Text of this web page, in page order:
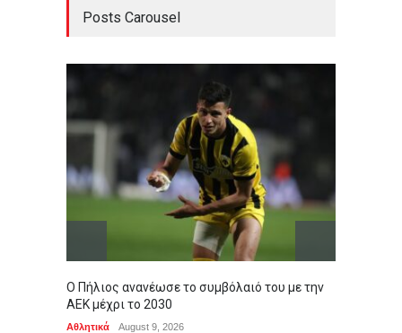
Posts Carousel
Ο Πήλιος ανανέωσε το συμβόλαιό του με την
ΑΕΚ μέχρι το 2030
Αθλητικά August 9, 2026